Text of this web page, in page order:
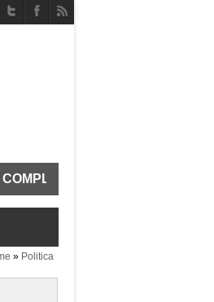
NOI CARE AR PUTEA DUCE
» Politica